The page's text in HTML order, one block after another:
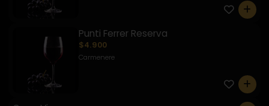
0
Punti Ferrer Reserva
$4.900
Carmenere
0